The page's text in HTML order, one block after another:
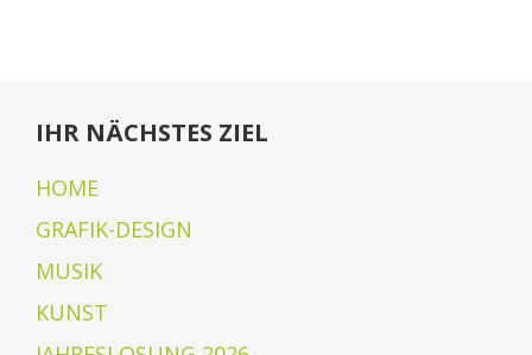
IHR NÄCHSTES ZIEL
HOME
GRAFIK-DESIGN
MUSIK
KUNST